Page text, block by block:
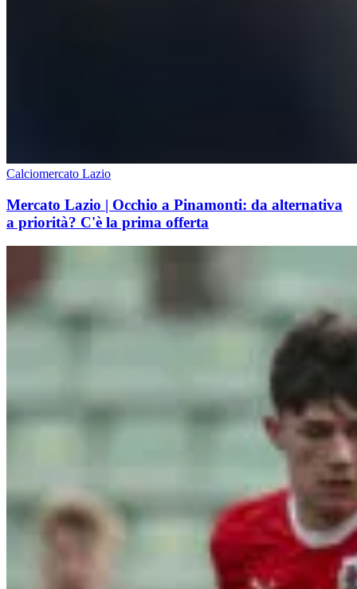
Calciomercato Lazio
Mercato Lazio | Occhio a Pinamonti: da alternativa
a priorità? C'è la prima offerta